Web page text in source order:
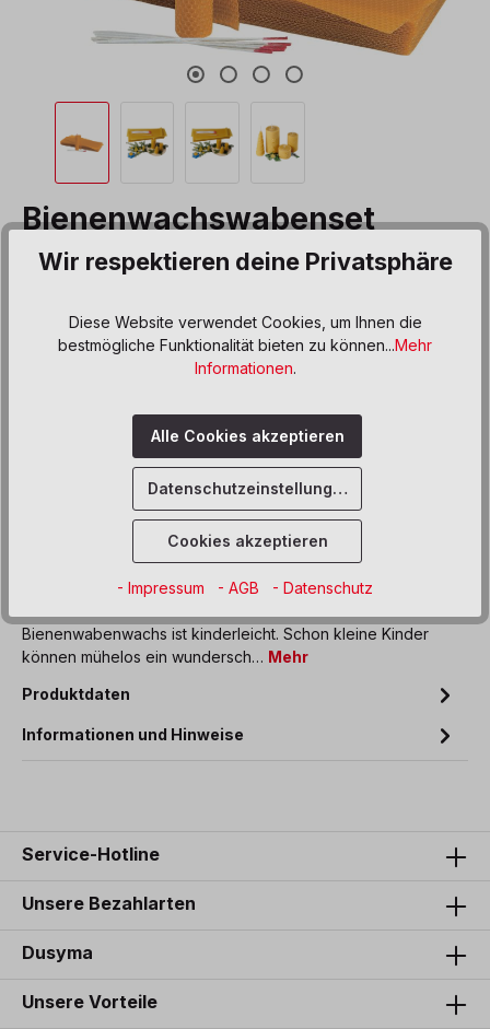
Bienenwachswabenset
Produktnummer:563910
54,80 €*
Preise inkl. MwSt. zzgl. Versand- bzw. Frachtkosten
Sofort verfügbar, Lieferzeit: 5 Werktage
Zum Merkzettel hinzufügen
Bienenwabenwachs ist kinderleicht. Schon kleine Kinder
können mühelos ein wundersch… Mehr
Produktdaten
Informationen und Hinweise
Service-Hotline
Unsere Bezahlarten
Dusyma
Unsere Vorteile
Wir respektieren deine Privatsphäre
Diese Website verwendet Cookies, um Ihnen die
bestmögliche Funktionalität bieten zu können...Mehr
Informationen.
Alle Cookies akzeptieren
Datenschutzeinstellungen
Cookies akzeptieren
- Impressum - AGB - Datenschutz